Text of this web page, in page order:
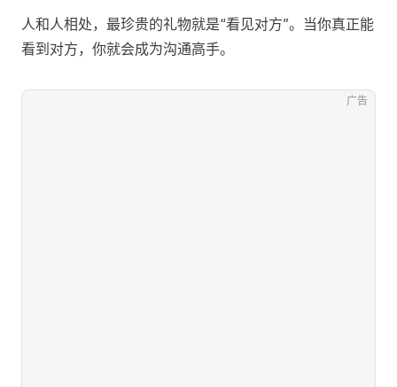
人和人相处，最珍贵的礼物就是“看见对方”。当你真正能
看到对方，你就会成为沟通高手。
广告